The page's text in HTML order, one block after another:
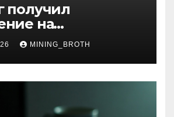
получил
на
банка в
MINING_BROTH